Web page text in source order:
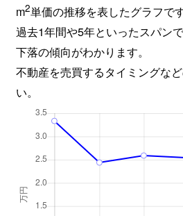
m2単価の推移を表したグラフです
過去1年間や5年といったスパン
下落の傾向がわかります。
不動産を売買するタイミングな
い。